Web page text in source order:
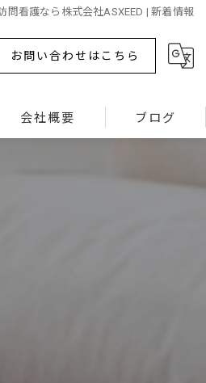
問看護なら株式会社ASXEED | 新着情報
お問い合わせはこちら
会社概要 ブログ